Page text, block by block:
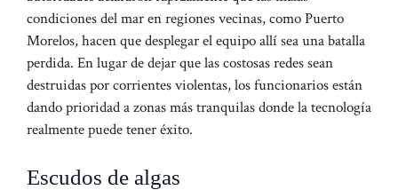
condiciones del mar en regiones vecinas, como Puerto
Morelos, hacen que desplegar el equipo allí sea una batalla
perdida. En lugar de dejar que las costosas redes sean
destruidas por corrientes violentas, los funcionarios están
dando prioridad a zonas más tranquilas donde la tecnología
realmente puede tener éxito.
Escudos de algas